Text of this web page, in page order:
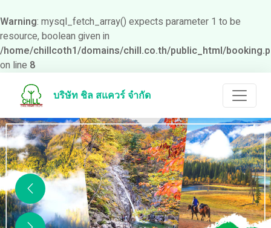
Warning: mysql_fetch_array() expects parameter 1 to be
resource, boolean given in
/home/chillcoth1/domains/chill.co.th/public_html/
on line 8
บริษัท ชิล สแควร์ จำกัด